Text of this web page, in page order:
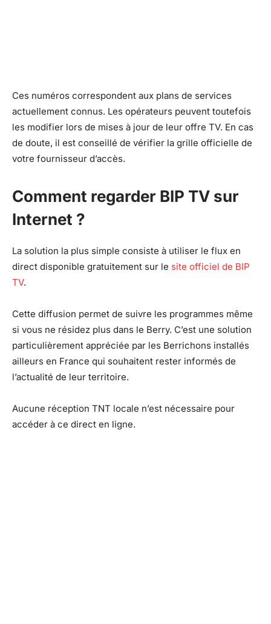
Ces numéros correspondent aux plans de services
actuellement connus. Les opérateurs peuvent toutefois
les modifier lors de mises à jour de leur offre TV. En cas
de doute, il est conseillé de vérifier la grille officielle de
votre fournisseur d’accès.
Comment regarder BIP TV sur
Internet ?
La solution la plus simple consiste à utiliser le flux en
direct disponible gratuitement sur le site officiel de BIP
TV.
Cette diffusion permet de suivre les programmes même
si vous ne résidez plus dans le Berry. C’est une solution
particulièrement appréciée par les Berrichons installés
ailleurs en France qui souhaitent rester informés de
l’actualité de leur territoire.
Aucune réception TNT locale n’est nécessaire pour
accéder à ce direct en ligne.